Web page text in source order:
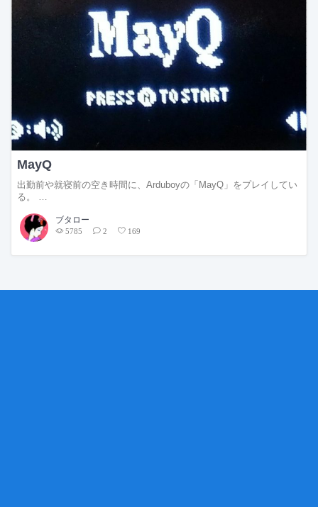
MayQ
出勤前や就寝前の空き時間に、Arduboyの「MayQ」をプレイしてい
る。 …
ブタロー
5785 2 169